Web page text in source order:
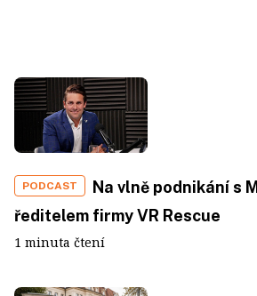
PODCAST
Na vlně podnikání s
ředitelem firmy VR Rescue
1 minuta čtení